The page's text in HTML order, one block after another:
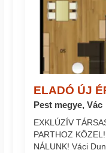
ELADÓ ÚJ
Pest megye, Vác
EXKLÚZÍV
PARTHOZ
NÁLUNK! Váci